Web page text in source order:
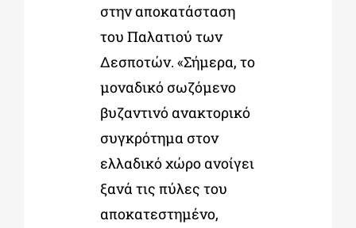
στην αποκατάσταση
του Παλατιού των
Δεσποτών. «Σήμερα, το
μοναδικό σωζόμενο
βυζαντινό ανακτορικό
συγκρότημα στον
ελλαδικό χώρο ανοίγει
ξανά τις πύλες του
αποκατεστημένο,